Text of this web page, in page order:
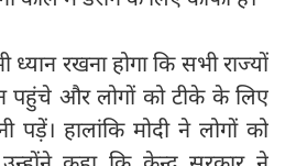
रखना होगा कि सभी राज्यों
पहुंचे और लोगों को टीके के लिए
पड़ें। हालांकि मोदी ने लोगों को